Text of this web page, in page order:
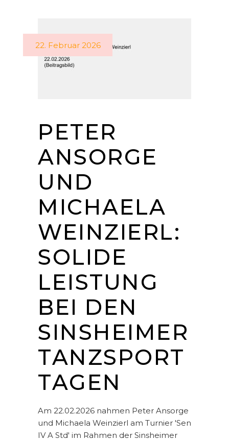
22. Februar 2026
PETER
ANSORGE
UND
MICHAELA
WEINZIERL:
SOLIDE
LEISTUNG
BEI DEN
SINSHEIMER
TANZSPORT
TAGEN
Am 22.02.2026 nahmen Peter Ansorge
und Michaela Weinzierl am Turnier 'Sen
IV A Std' im Rahmen der Sinsheimer